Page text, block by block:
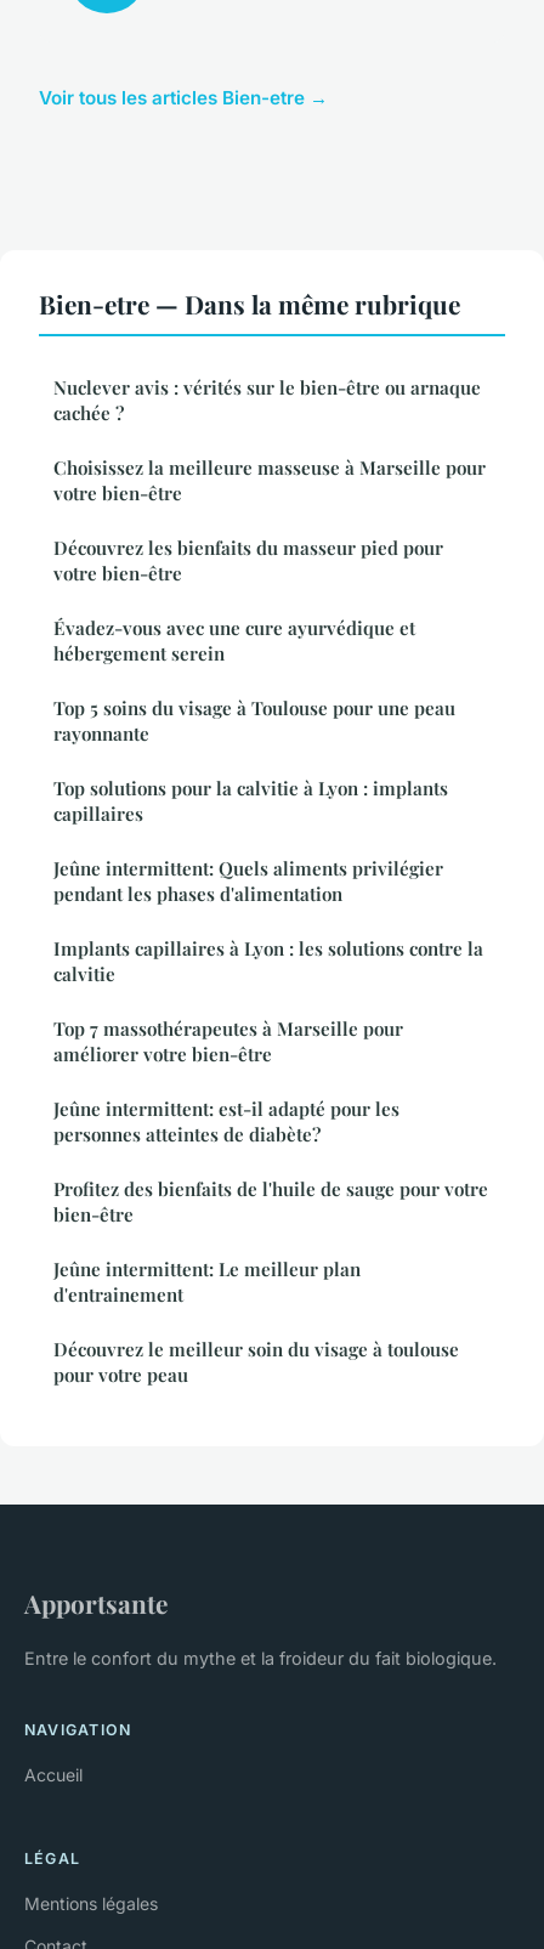
Voir tous les articles Bien-etre →
Bien-etre — Dans la même rubrique
Nuclever avis : vérités sur le bien-être ou arnaque
cachée ?
Choisissez la meilleure masseuse à Marseille pour
votre bien-être
Découvrez les bienfaits du masseur pied pour
votre bien-être
Évadez-vous avec une cure ayurvédique et
hébergement serein
Top 5 soins du visage à Toulouse pour une peau
rayonnante
Top solutions pour la calvitie à Lyon : implants
capillaires
Jeûne intermittent: Quels aliments privilégier
pendant les phases d'alimentation
Implants capillaires à Lyon : les solutions contre la
calvitie
Top 7 massothérapeutes à Marseille pour
améliorer votre bien-être
Jeûne intermittent: est-il adapté pour les
personnes atteintes de diabète?
Profitez des bienfaits de l'huile de sauge pour votre
bien-être
Jeûne intermittent: Le meilleur plan
d'entrainement
Découvrez le meilleur soin du visage à toulouse
pour votre peau
Apportsante
Entre le confort du mythe et la froideur du fait biologique.
NAVIGATION
Accueil
LÉGAL
Mentions légales